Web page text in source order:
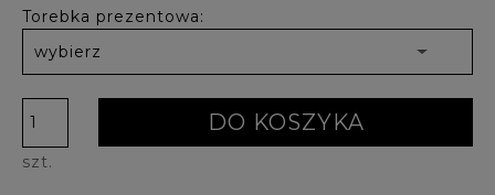
Torebka prezentowa:
szt.
DO KOSZYKA